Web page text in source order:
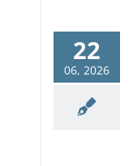
22
06, 2026